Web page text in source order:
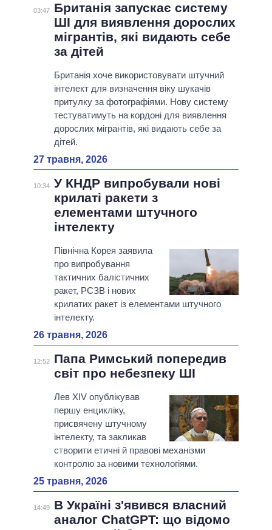
03:47
Британія запускає систему
ШІ для виявлення дорослих
мігрантів, які видають себе
за дітей
Британія хоче використовувати штучний
інтелект для визначення віку шукачів
притулку за фотографіями. Нову систему
тестуватимуть на кордоні для виявлення
дорослих мігрантів, які видають себе за
дітей.
27 травня, 2026
10:34 У КНДР випробували нові
крилаті ракети з
елементами штучного
інтелекту
Північна Корея заявила
про випробування
тактичних балістичних
ракет, РСЗВ і нових
крилатих ракет із елементами штучного
інтелекту.
26 травня, 2026
12:52
Папа Римський попередив
світ про небезпеку ШІ
Лев XIV опублікував
першу енцикліку,
присвячену штучному
інтелекту, та закликав
створити етичні й правові механізми
контролю за новими технологіями.
25 травня, 2026
14:49
В Україні з'явився власний
аналог ChatGPT: що відомо